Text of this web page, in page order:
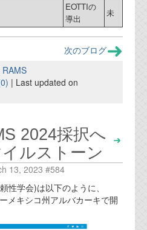
EOTTIの
導出
未
次のブログ
RAMS
| Last updated on
2024採択へ
ルストーン
13, 2023 #584
性学会)は以下のように、
メキシコ州アルバカーキで開